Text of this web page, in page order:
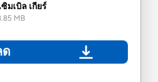
มเบิล เกียร์
MB
ด